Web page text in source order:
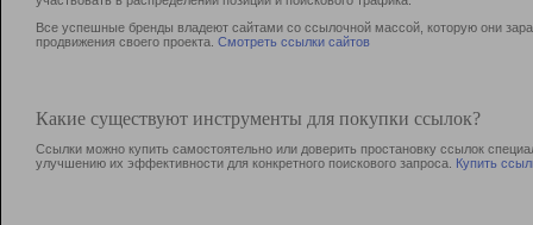
Все успешные бренды владеют сайтами со ссылочной массой, которую они
продвижения своего проекта. Смотреть ссылки сайтов
Какие существуют инструменты для покупки ссылок?
Ссылки можно купить самостоятельно или доверить простановку ссылок
улучшению их эффективности для конкретного поискового запроса. Купить